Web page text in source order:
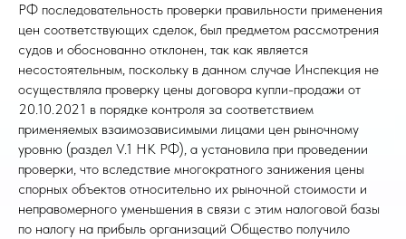
РФ последовательность проверки правильности применения
цен соответствующих сделок, был предметом рассмотрения
судов и обоснованно отклонен, так как является
несостоятельным, поскольку в данном случае Инспекция не
осуществляла проверку цены договора купли-продажи от
20.10.2021 в порядке контроля за соответствием
применяемых взаимозависимыми лицами цен рыночному
уровню (раздел V.1 НК РФ), а установила при проведении
проверки, что вследствие многократного занижения цены
спорных объектов относительно их рыночной стоимости и
неправомерного уменьшения в связи с этим налоговой базы
по налогу на прибыль организаций Общество получило